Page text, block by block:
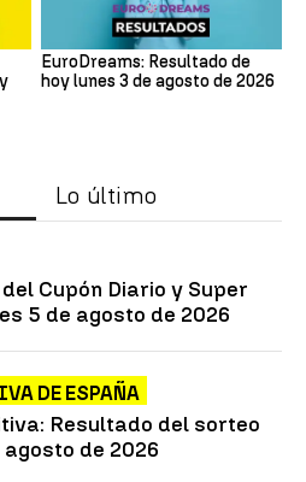
EuroDreams: Resultado de
hoy lunes 3 de agosto de 2026
Lo último
Cupón Diario y Super
5 de agosto de 2026
DE ESPAÑA
Resultado del sorteo
de 2026